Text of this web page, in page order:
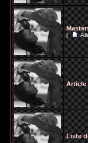
[
Article
Liste